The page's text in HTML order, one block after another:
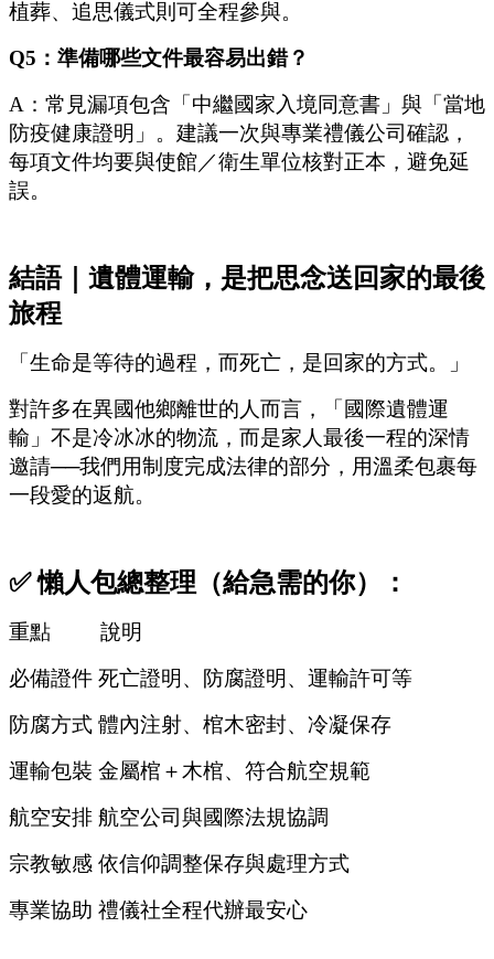
植葬、追思儀式則可全程參與。
Q5：準備哪些文件最容易出錯？
A：常見漏項包含「中繼國家入境同意書」與「當地
防疫健康證明」。建議一次與專業禮儀公司確認，
每項文件均要與使館／衛生單位核對正本，避免延
誤。
結語｜遺體運輸，是把思念送回家的最後
旅程
「生命是等待的過程，而死亡，是回家的方式。」
對許多在異國他鄉離世的人而言，「國際遺體運
輸」不是冷冰冰的物流，而是家人最後一程的深情
邀請──我們用制度完成法律的部分，用溫柔包裹每
一段愛的返航。
✅ 懶人包總整理（給急需的你）：
重點
說明
必備證件 死亡證明、防腐證明、運輸許可等
防腐方式 體內注射、棺木密封、冷凝保存
運輸包裝 金屬棺＋木棺、符合航空規範
航空安排 航空公司與國際法規協調
宗教敏感 依信仰調整保存與處理方式
專業協助 禮儀社全程代辦最安心